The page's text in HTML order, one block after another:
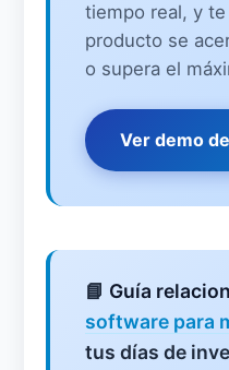
tiempo real, y
producto se
o supera el
Ver demo
📘 Guía
software para
tus días de